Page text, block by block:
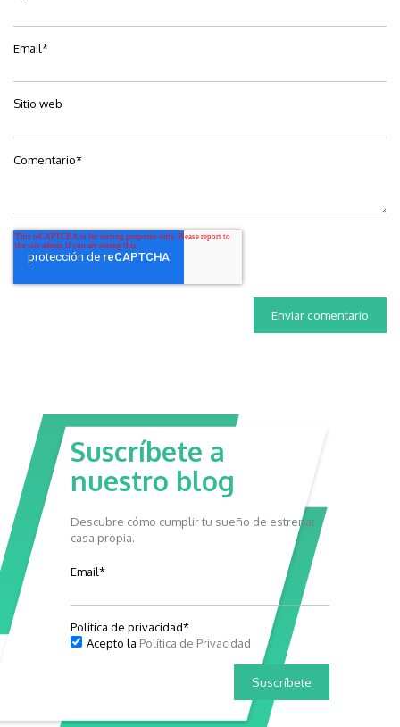
Email*
Sitio web
Comentario*
Suscríbete a
nuestro blog
Descubre cómo cumplir tu sueño de estrenar
casa propia.
Email*
Politica de privacidad*
Acepto la Política de Privacidad